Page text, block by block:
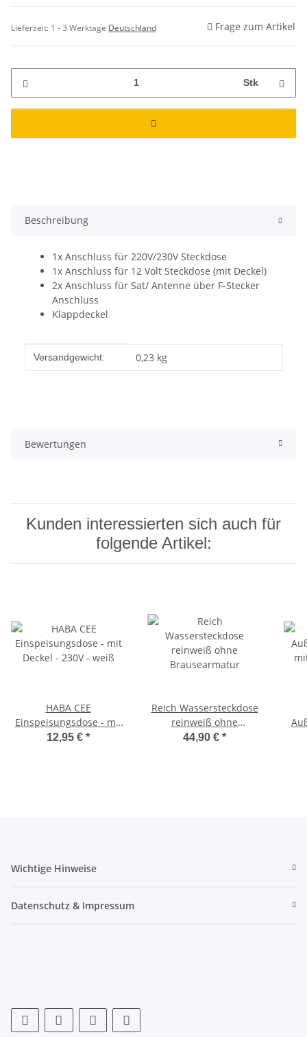
Lieferzeit: 1 - 3 Werktage Deutschland Frage zum Artikel
Stk
Beschreibung
1x Anschluss für 220V/230V Steckdose
1x Anschluss für 12 Volt Steckdose (mit Deckel)
2x Anschluss für Sat/ Antenne über F-Stecker
Anschluss
Klappdeckel
Produkteigenschaft
Wert
Versandgewicht: 0,23 kg
Bewertungen
Kunden interessierten sich auch für
folgende Artikel:
HABA CEE
Einspeisungsdose - mit
Deckel - 230V - weiß
12,95 € *
Reich Wassersteckdose
reinweiß ohne
Brausearmatur
44,90 € *
Wichtige Hinweise
Datenschutz & Impressum